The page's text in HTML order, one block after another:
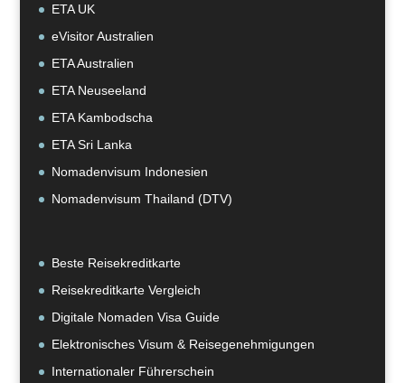
ETA UK
eVisitor Australien
ETA Australien
ETA Neuseeland
ETA Kambodscha
ETA Sri Lanka
Nomadenvisum Indonesien
Nomadenvisum Thailand (DTV)
Beste Reisekreditkarte
Reisekreditkarte Vergleich
Digitale Nomaden Visa Guide
Elektronisches Visum & Reisegenehmigungen
Internationaler Führerschein